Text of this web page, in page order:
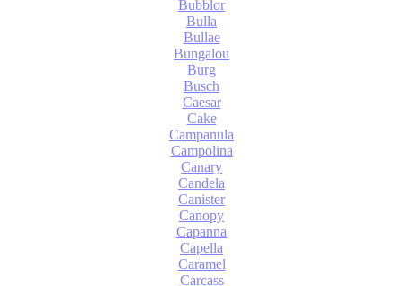
Bubblor
Bulla
Bullae
Bungalou
Burg
Busch
Caesar
Cake
Campanula
Campolina
Canary
Candela
Canister
Canopy
Capanna
Capella
Caramel
Carcass